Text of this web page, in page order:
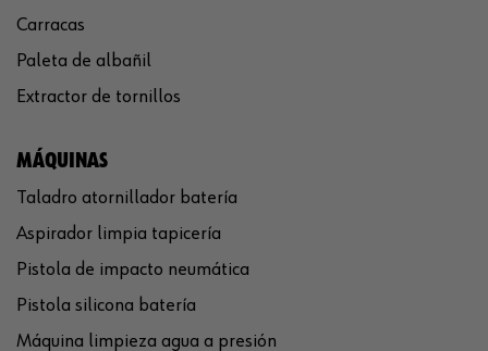
Carracas
Paleta de albañil
Extractor de tornillos
MÁQUINAS
Taladro atornillador batería
Aspirador limpia tapicería
Pistola de impacto neumática
Pistola silicona batería
Máquina limpieza agua a presión